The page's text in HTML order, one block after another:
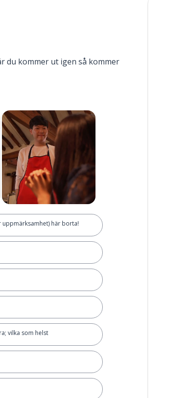
du kommer ut igen så kommer
uppmärksamhet) här borta!
vilka som helst